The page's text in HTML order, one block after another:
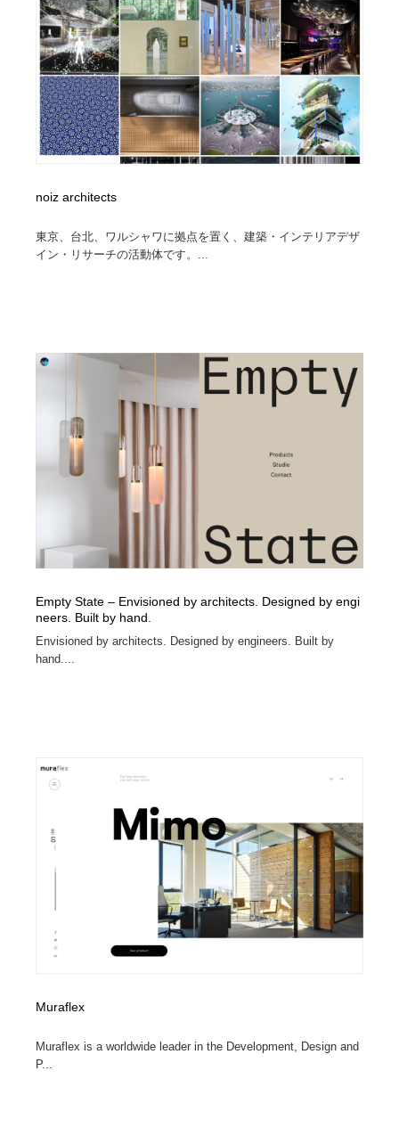
noiz architects
東京、台北、ワルシャワに拠点を置く、建築・インテリアデザ
イン・リサーチの活動体です。...
Empty State – Envisioned by architects. Designed by engi
neers. Built by hand.
Envisioned by architects. Designed by engineers. Built by
hand....
Muraflex
Muraflex is a worldwide leader in the Development, Design and
P...